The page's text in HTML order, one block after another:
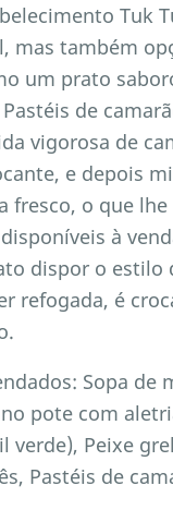
Tuk
mas também
um prato
de
vigorosa de
e depois
fresco, o que
à
dispor o estilo
refogada, é
Sopa de
pote com
verde), Peixe
Pastéis de